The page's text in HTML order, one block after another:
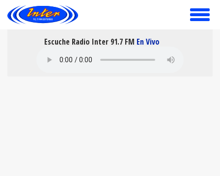
toggle
Escuche Radio Inter 91.7 FM En Vivo